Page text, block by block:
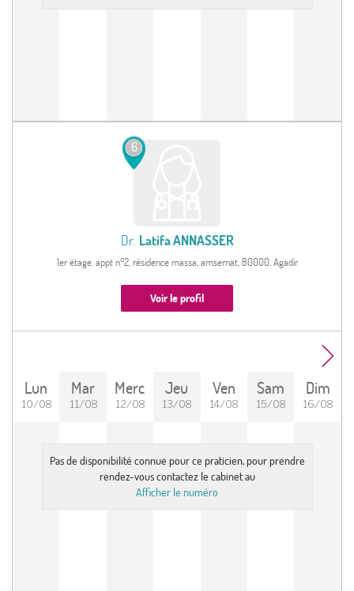
6
Dr. Latifa ANNASSER
1er étage, appt n°2, résidence massa, amsernat, 80000, Agadir
Voir le profil
Lun
10/08
Mar
11/08
Merc
12/08
Jeu
13/08
Ven
14/08
Sam
15/08
Dim
16/08
Pas de disponibilité connue pour ce praticien, pour prendre
rendez-vous contactez le cabinet au
Afficher le numéro